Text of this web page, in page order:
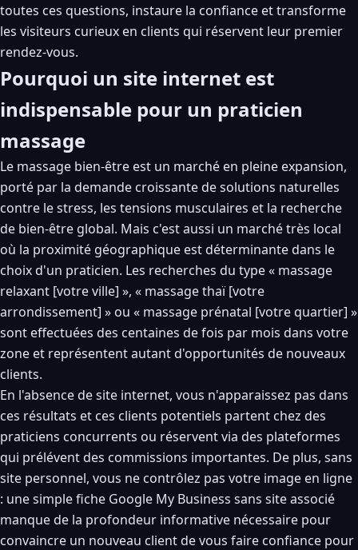
toutes ces questions, instaure la confiance et transforme
les visiteurs curieux en clients qui réservent leur premier
rendez-vous.
Pourquoi un site internet est
indispensable pour un praticien
massage
Le massage bien-être est un marché en pleine expansion,
porté par la demande croissante de solutions naturelles
contre le stress, les tensions musculaires et la recherche
de bien-être global. Mais c'est aussi un marché très local
où la proximité géographique est déterminante dans le
choix d'un praticien. Les recherches du type « massage
relaxant [votre ville] », « massage thaï [votre
arrondissement] » ou « massage prénatal [votre quartier] »
sont effectuées des centaines de fois par mois dans votre
zone et représentent autant d'opportunités de nouveaux
clients.
En l'absence de site internet, vous n'apparaissez pas dans
ces résultats et ces clients potentiels partent chez des
praticiens concurrents ou réservent via des plateformes
qui prélévent des commissions importantes. De plus, sans
site personnel, vous ne contrôlez pas votre image en ligne
: une simple fiche Google My Business sans site associé
manque de la profondeur informative nécessaire pour
convaincre un nouveau client de vous faire confiance pour